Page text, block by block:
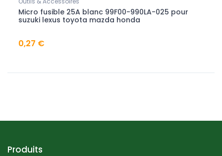
Micro fusible 25A blanc 99F00-990LA-025 pour
suzuki lexus toyota mazda honda
0,27 €
Produits